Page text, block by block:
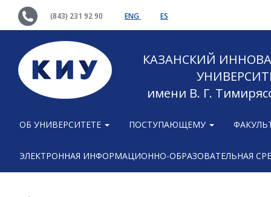
(843) 231 92 90 ENG ES
КАЗАНСКИЙ
имени В. Г.
ОБ УНИВЕРСИТЕТЕ ПОСТУПАЮЩЕМУ
ЭЛЕКТРОННАЯ ИНФОРМАЦИОННО-ОБРАЗОВАТЕЛЬНАЯ